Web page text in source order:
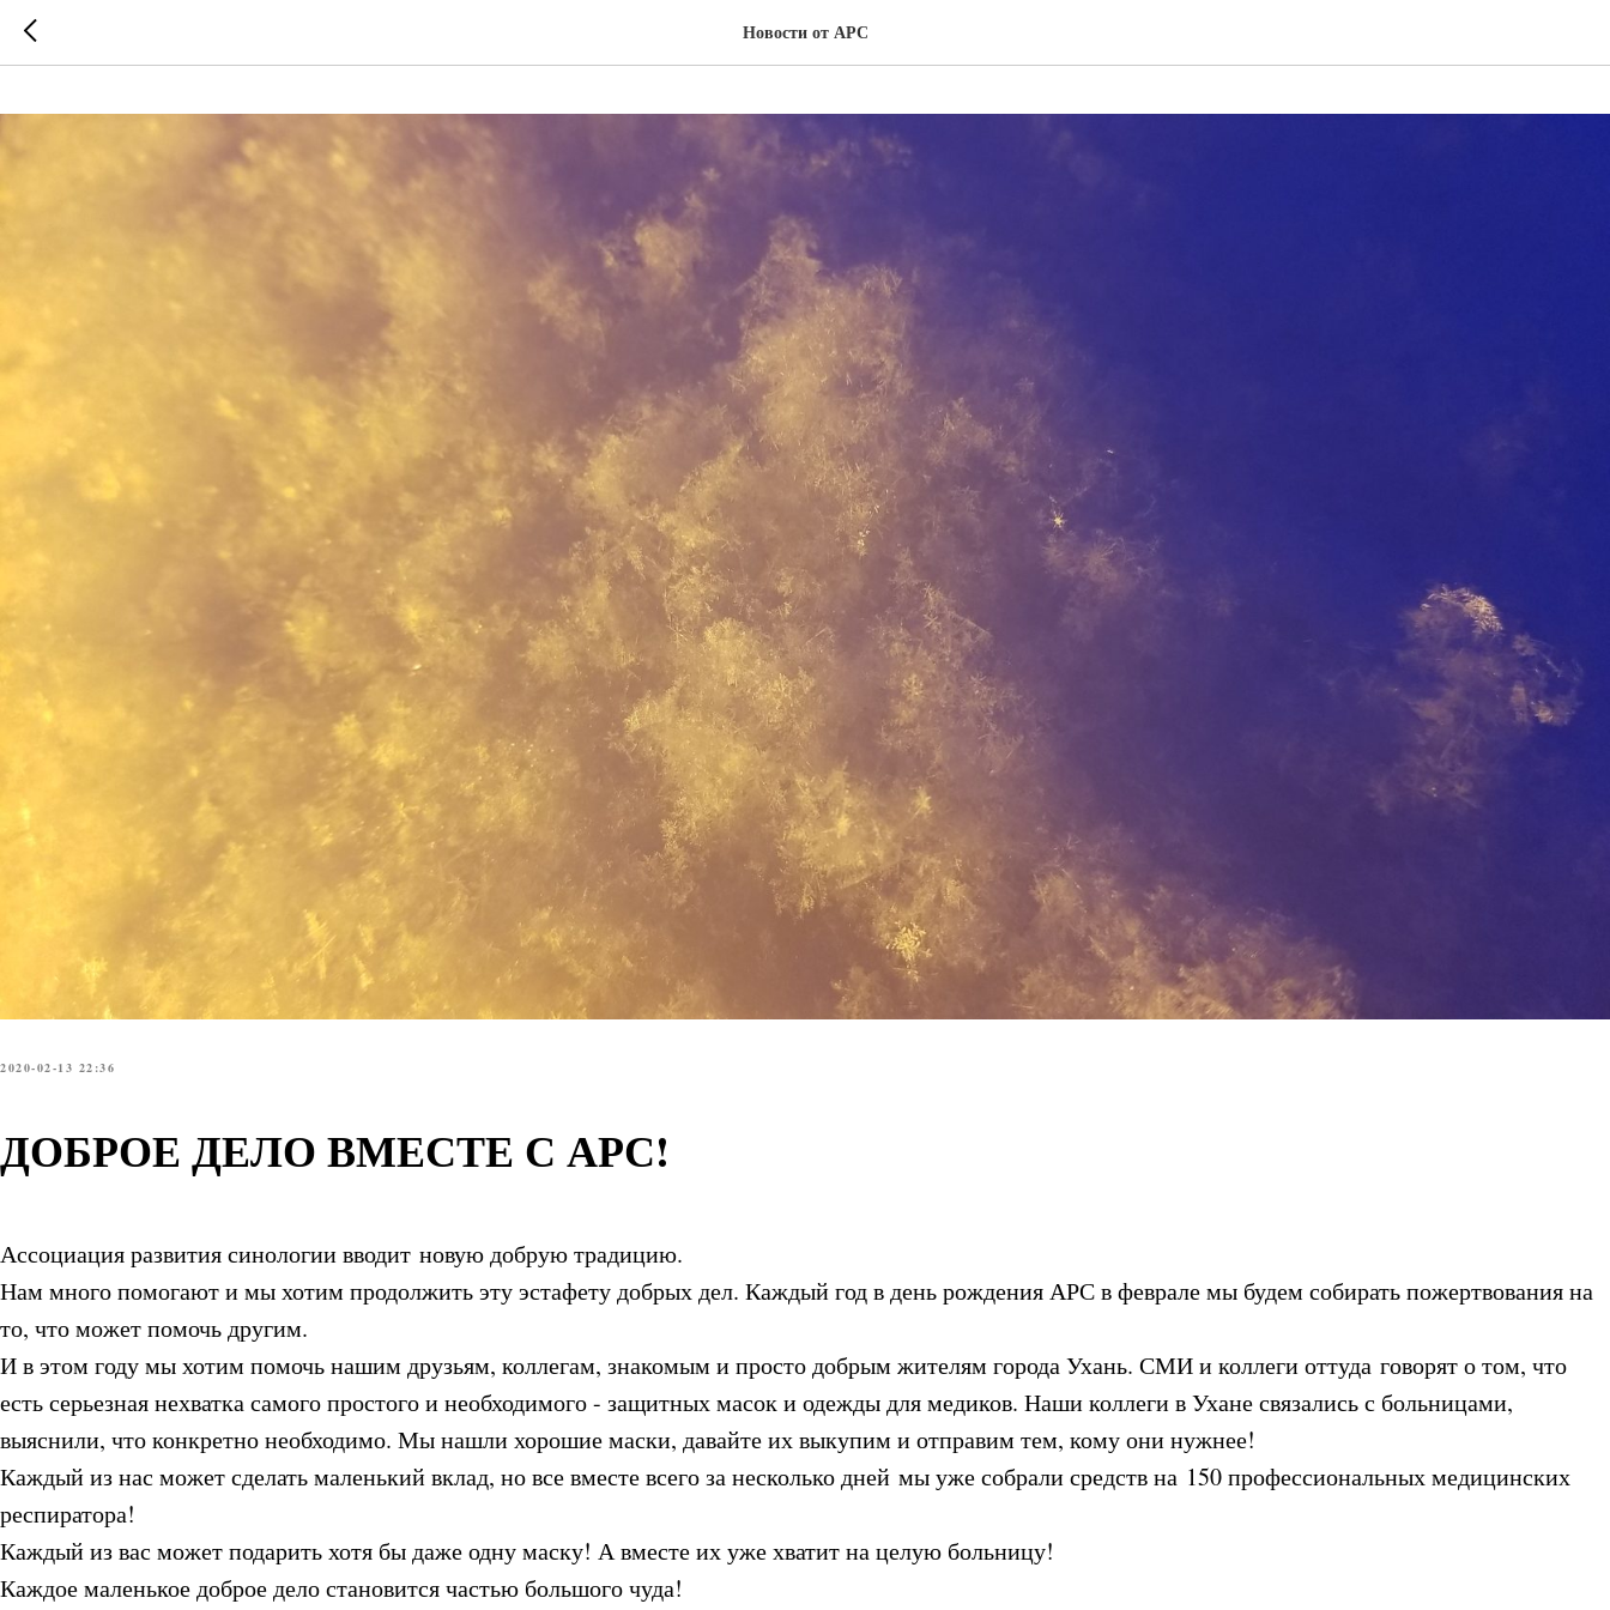
Новости от АРС
2020-02-13 22:36
ДОБРОЕ ДЕЛО ВМЕСТЕ С АРС!
Ассоциация развития синологии вводит новую добрую традицию.
Нам много помогают и мы хотим продолжить эту эстафету добрых дел. Каждый год в день рождения АРС в феврале мы будем собирать пожертвования на
то, что может помочь другим.
И в этом году мы хотим помочь нашим друзьям, коллегам, знакомым и просто добрым жителям города Ухань. СМИ и коллеги оттуда говорят о том, что
есть серьезная нехватка самого простого и необходимого - защитных масок и одежды для медиков. Наши коллеги в Ухане связались с больницами,
выяснили, что конкретно необходимо. Мы нашли хорошие маски, давайте их выкупим и отправим тем, кому они нужнее!
Каждый из нас может сделать маленький вклад, но все вместе всего за несколько дней мы уже собрали средств на 150 профессиональных медицинских
респиратора!
Каждый из вас может подарить хотя бы даже одну маску! А вместе их уже хватит на целую больницу!
Каждое маленькое доброе дело становится частью большого чуда!